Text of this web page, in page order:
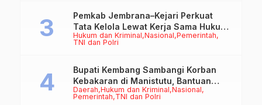
Hukum dan Kriminal Nasional Pemerintah
TNI dan Polri
Pemkab Jembrana–Kejari Perkuat
Tata Kelola Lewat Kerja Sama Hukum
Datun
Daerah Hukum dan Kriminal Nasional
Pemerintah TNI dan Polri
Bupati Kembang Sambangi Korban
Kebakaran di Manistutu, Bantuan
Disalurkan untuk Ringankan Beban